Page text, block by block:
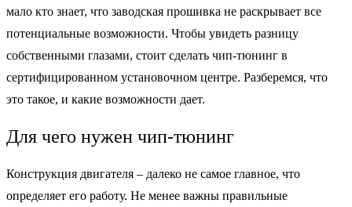
мало кто знает, что заводская прошивка не раскрывает все
потенциальные возможности. Чтобы увидеть разницу
собственными глазами, стоит сделать чип-тюнинг в
сертифицированном установочном центре. Разберемся, что
это такое, и какие возможности дает.
Для чего нужен чип-тюнинг
Конструкция двигателя – далеко не самое главное, что
определяет его работу. Не менее важны правильные